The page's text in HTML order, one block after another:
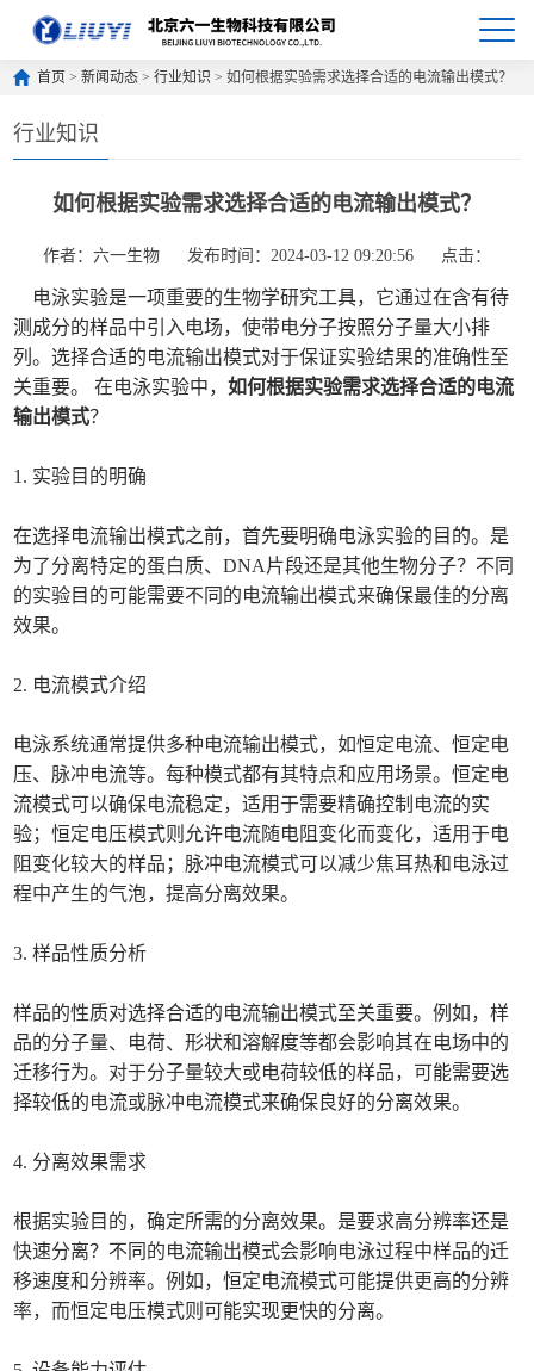
首页 >新闻动态 >行业知识 > 如何根据实验需求选择合适的电流输出模式？
行业知识
如何根据实验需求选择合适的电流输出模式？
作者：六一生物 发布时间：2024-03-12 09:20:56 点击：
电泳实验是一项重要的生物学研究工具，它通过在含有待
测成分的样品中引入电场，使带电分子按照分子量大小排
列。选择合适的电流输出模式对于保证实验结果的准确性至
关重要。 在电泳实验中，如何根据实验需求选择合适的电流
输出模式？
1. 实验目的明确
在选择电流输出模式之前，首先要明确电泳实验的目的。是
为了分离特定的蛋白质、DNA片段还是其他生物分子？不同
的实验目的可能需要不同的电流输出模式来确保最佳的分离
效果。
2. 电流模式介绍
电泳系统通常提供多种电流输出模式，如恒定电流、恒定电
压、脉冲电流等。每种模式都有其特点和应用场景。恒定电
流模式可以确保电流稳定，适用于需要精确控制电流的实
验；恒定电压模式则允许电流随电阻变化而变化，适用于电
阻变化较大的样品；脉冲电流模式可以减少焦耳热和电泳过
程中产生的气泡，提高分离效果。
3. 样品性质分析
样品的性质对选择合适的电流输出模式至关重要。例如，样
品的分子量、电荷、形状和溶解度等都会影响其在电场中的
迁移行为。对于分子量较大或电荷较低的样品，可能需要选
择较低的电流或脉冲电流模式来确保良好的分离效果。
4. 分离效果需求
根据实验目的，确定所需的分离效果。是要求高分辨率还是
快速分离？不同的电流输出模式会影响电泳过程中样品的迁
移速度和分辨率。例如，恒定电流模式可能提供更高的分辨
率，而恒定电压模式则可能实现更快的分离。